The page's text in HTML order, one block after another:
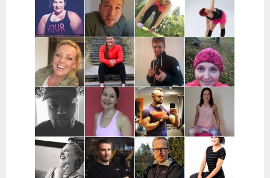
Jyväskylä,
Muurame,
Äänekoski
Helsinki,
Espoo, Turku,
Raisio,
Naantali
Helsinki,
Espoo, Vantaa
| Helsinki,
Espoo, Vantaa
Riikka Harjula
| Tampere,
Nokia
Jani Rantala |
Turku,
Naantali,
Raisio
Hanne
Tuominiemi |
Vantaa,
pääkaupunkiseutu
Sari Dahlsten
| Pohjanmaa
Anette Huila |
Turku,
Kaarina,
Raisio,
Parainen
Amanda Silver |
Tuusula,
pääkaupunkiseutu
Arttu
Pakkanen |
Kouvola ja
lähialueet
Katja Kataja |
Laitila,
Uusikaupunki,
Mynämäki
Janne Mattila
Tiina Ekman |
Tampere,
Kangasala,
Pirkanmaa
Tommi Juvenius |
Pääkaupunkiseutu,
Etävalmennus
Personal
Trainer Rauna
Poutanen |
Tampere,